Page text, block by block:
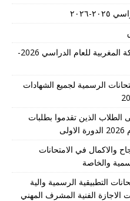
٢٠٢٦
اعلان بشأن المنح المقدمة من المملكة المغربية للعام الدراسي 2026-
مواد الامتحانات الرسمية لجميع الشهادات
2026/1 موجهة الى الطلاب الذين تقدموا بطلبات
معدل النجاح والاكمال في الامتحانات
والخاصة
الامتحانات التطبيقية الرسمية والية
الاجازة الفنية المشرف المهني